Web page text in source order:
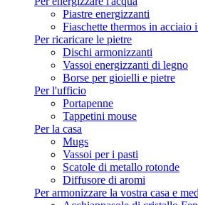
Piastre energizzanti
Fiaschette thermos in acciaio
Per ricaricare le pietre
Dischi armonizzanti
Vassoi energizzanti di legno
Borse per gioielli e pietre
Per l'ufficio
Portapenne
Tappetini mouse
Per la casa
Mugs
Vassoi per i pasti
Scatole di metallo rotonde
Diffusore di aromi
Per armonizzare la vostra casa e